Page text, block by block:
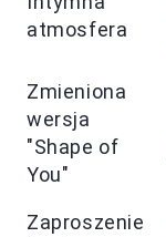
atmosfera
Zmieniona
wersja
"Shape of
You"
Zaproszenie